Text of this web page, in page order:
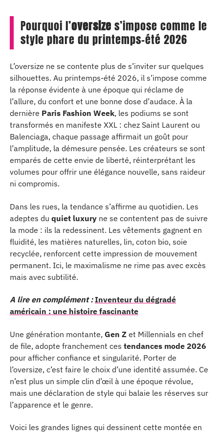
Pourquoi l’oversize s’impose comme le
style phare du printemps-été 2026
L’oversize ne se contente plus de s’inviter sur quelques
silhouettes. Au printemps-été 2026, il s’impose comme
la réponse évidente à une époque qui réclame de
l’allure, du confort et une bonne dose d’audace. À la
dernière Paris Fashion Week, les podiums se sont
transformés en manifeste XXL : chez Saint Laurent ou
Balenciaga, chaque passage affirmait un goût pour
l’amplitude, la démesure pensée. Les créateurs se sont
emparés de cette envie de liberté, réinterprétant les
volumes pour offrir une élégance nouvelle, sans raideur
ni compromis.
Dans les rues, la tendance s’affirme au quotidien. Les
adeptes du quiet luxury ne se contentent pas de suivre
la mode : ils la redessinent. Les vêtements gagnent en
fluidité, les matières naturelles, lin, coton bio, soie
recyclée, renforcent cette impression de mouvement
permanent. Ici, le maximalisme ne rime pas avec excès
mais avec subtilité.
A lire en complément : Inventeur du dégradé
américain : une histoire fascinante
Une génération montante, Gen Z et Millennials en chef
de file, adopte franchement ces tendances mode 2026
pour afficher confiance et singularité. Porter de
l’oversize, c’est faire le choix d’une identité assumée. Ce
n’est plus un simple clin d’œil à une époque révolue,
mais une déclaration de style qui balaie les réserves sur
l’apparence et le genre.
Voici les grandes lignes qui dessinent cette montée en